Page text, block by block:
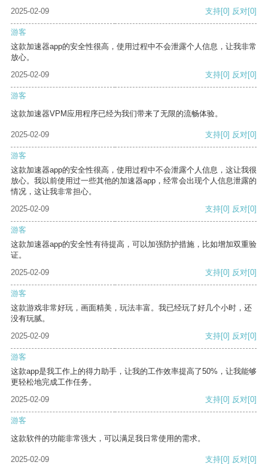
2025-02-09 支持[0] 反对[0]
游客
这款加速器app的安全性很高，使用过程中不会泄露个人信息，让我非常
放心。
2025-02-09
支持[0] 反对[0]
游客
这款加速器VPM应用程序已经为我们带来了无限的流畅体验。
2025-02-09 支持[0] 反对[0]
游客
这款加速器app的安全性很高，使用过程中不会泄露个人信息，这让我很
放心。我以前使用过一些其他的加速器app，经常会出现个人信息泄露的
情况，这让我非常担心。
2025-02-09
支持[0] 反对[0]
游客
这款加速器app的安全性有待提高，可以加强防护措施，比如增加双重验
证。
2025-02-09
支持[0] 反对[0]
游客
这款游戏非常好玩，画面精美，玩法丰富。我已经玩了好几个小时，还
没有玩腻。
2025-02-09
支持[0] 反对[0]
游客
这款app是我工作上的得力助手，让我的工作效率提高了50%，让我能够
更轻松地完成工作任务。
2025-02-09
支持[0] 反对[0]
游客
这款软件的功能非常强大，可以满足我日常使用的需求。
2025-02-09 支持[0] 反对[0]